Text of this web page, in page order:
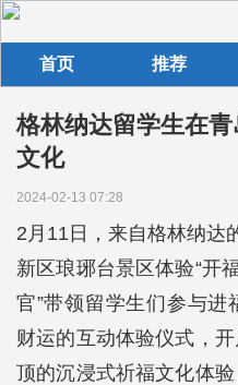
首页 推荐
格林纳达留学生在
文化
2024-02-13 07:28
2月11日，来自格林纳达
新区琅琊台景区体验“开
官”带领留学生们参与
财运的互动体验仪式，
顶的沉浸式祈福文化体